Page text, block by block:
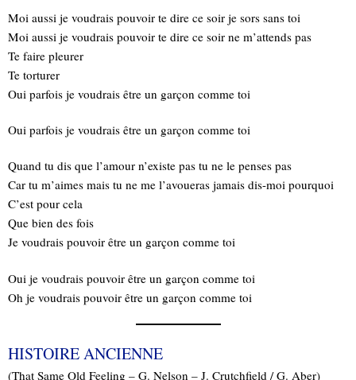
Moi aussi je voudrais pouvoir te dire ce soir je sors sans toi
Moi aussi je voudrais pouvoir te dire ce soir ne m’attends pas
Te faire pleurer
Te torturer
Oui parfois je voudrais être un garçon comme toi
Oui parfois je voudrais être un garçon comme toi
Quand tu dis que l’amour n’existe pas tu ne le penses pas
Car tu m’aimes mais tu ne me l’avoueras jamais dis-moi pourquoi
C’est pour cela
Que bien des fois
Je voudrais pouvoir être un garçon comme toi
Oui je voudrais pouvoir être un garçon comme toi
Oh je voudrais pouvoir être un garçon comme toi
HISTOIRE ANCIENNE
(That Same Old Feeling – G. Nelson – J. Crutchfield / G. Aber)